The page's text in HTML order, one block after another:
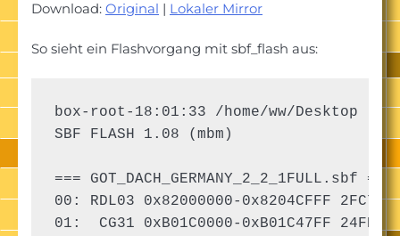
Download: Original Lokaler Mirror
So sieht ein Flashvorgang mit sbf_flash aus:
box-root-18:01:33 /home/ww/Desktop -> ./
SBF FLASH 1.08 (mbm)
=== GOT_DACH_GERMANY_2_2_1FULL.sbf ===
00: RDL03 0x82000000-0x8204CFFF 2FC7
01:  CG31 0xB01C0000-0xB01C47FF 24FE